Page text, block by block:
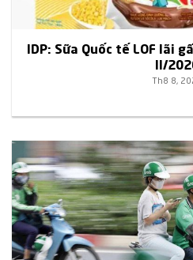
IDP: Sữa Quốc tế LOF lãi
II/
Th8 8,